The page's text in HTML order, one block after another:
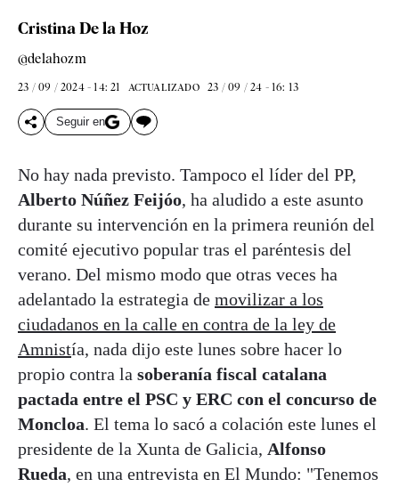
Cristina De la Hoz
@delahozm
23 / 09 / 2024 - 14: 21 ACTUALIZADO 23 / 09 / 24 - 16: 13
Seguir en
No hay nada previsto. Tampoco el líder del PP,
Alberto Núñez Feijóo, ha aludido a este asunto
durante su intervención en la primera reunión del
comité ejecutivo popular tras el paréntesis del
verano. Del mismo modo que otras veces ha
adelantado la estrategia de movilizar a los
ciudadanos en la calle en contra de la ley de
Amnistía, nada dijo este lunes sobre hacer lo
propio contra la soberanía fiscal catalana
pactada entre el PSC y ERC con el concurso de
Moncloa. El tema lo sacó a colación este lunes el
presidente de la Xunta de Galicia, Alfonso
Rueda, en una entrevista en El Mundo: "Tenemos